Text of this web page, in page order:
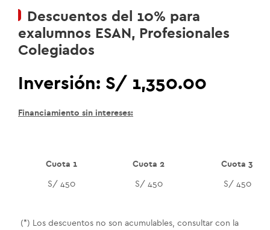
Descuentos del 10% para
exalumnos ESAN, Profesionales
Colegiados
Inversión: S/ 1,350.00
Financiamiento sin intereses:
Cuota 1 Cuota 2 Cuota 3
S/ 450 S/ 450 S/ 450
(*) Los descuentos no son acumulables, consultar con la